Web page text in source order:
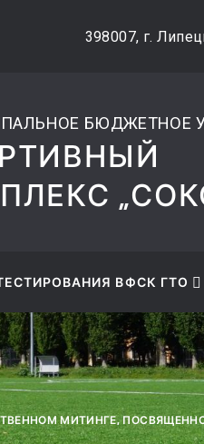
(4742) 48-27-89
398007, г.
БЮДЖЕТНОЕ
ВФСК ГТО
МИТИНГЕ,